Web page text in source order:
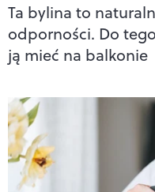
Ta bylina to
odporności. Do
ją mieć na balkonie